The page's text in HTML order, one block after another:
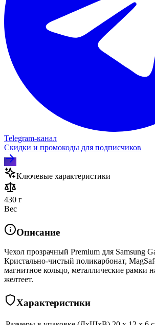
Telegram‑канал
Скидки и промокоды для подписчиков
Ключевые характеристики
430 г
Вес
Описание
Чехол прозрачный Premium для Samsung
Кристально-чистый поликарбонат,
магнитное кольцо, металлические рамки
желтеет.
Характеристики